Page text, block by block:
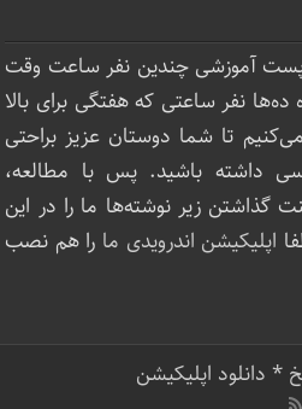
پست آموزشی چندین نفر ساعت‌ وقت
نفر ساعتی که هفتگی برای بالا
تا شما دوستان عزیز براحتی
داشته باشید. پس با مطالعه،
گذاشتن زیر نوشته‌‌ها ما را در این
اپلیکیشن اندرویدی ما را هم نصب
* دانلود اپلیکیشن